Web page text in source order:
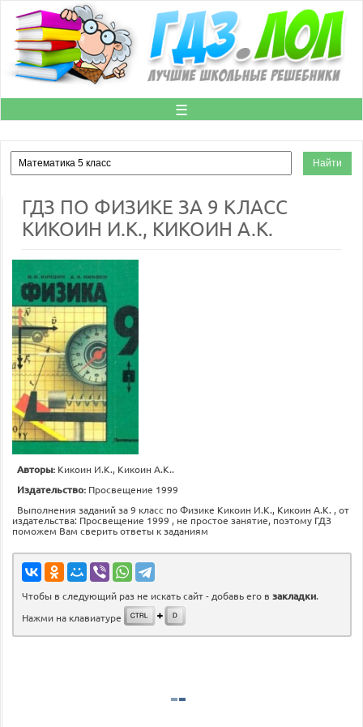
☰
ГДЗ ПО ФИЗИКЕ ЗА 9 КЛАСС
КИКОИН И.К., КИКОИН А.К.
Авторы: Кикоин И.К., Кикоин А.К..
Издательство: Просвещение 1999
Выполнения заданий за 9 класс по Физике Кикоин И.К., Кикоин А.К. , от
издательства: Просвещение 1999 , не простое занятие, поэтому ГДЗ
поможем Вам сверить ответы к заданиям
Чтобы в следующий раз не искать сайт - добавь его в закладки.
Нажми на клавиатуре